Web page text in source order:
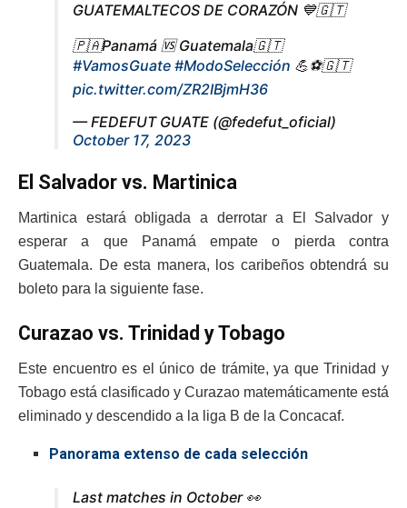
GUATEMALTECOS DE CORAZÓN 💙🇬🇹
🇵🇦Panamá 🆚 Guatemala🇬🇹
#VamosGuate #ModoSelección 💪⚽️🇬🇹
pic.twitter.com/ZR2IBjmH36
— FEDEFUT GUATE (@fedefut_oficial)
October 17, 2023
El Salvador vs. Martinica
Martinica estará obligada a derrotar a El Salvador y
esperar a que Panamá empate o pierda contra
Guatemala. De esta manera, los caribeños obtendrá su
boleto para la siguiente fase.
Curazao vs. Trinidad y Tobago
Este encuentro es el único de trámite, ya que Trinidad y
Tobago está clasificado y Curazao matemáticamente está
eliminado y descendido a la liga B de la Concacaf.
Panorama extenso de cada selección
Last matches in October 👀